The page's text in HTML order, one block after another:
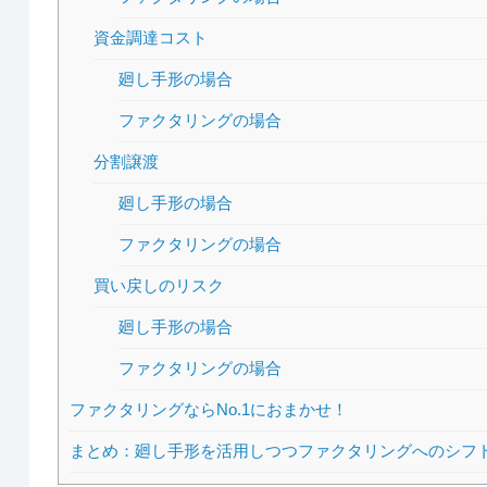
資金調達コスト
廻し手形の場合
ファクタリングの場合
分割譲渡
廻し手形の場合
ファクタリングの場合
買い戻しのリスク
廻し手形の場合
ファクタリングの場合
ファクタリングならNo.1におまかせ！
まとめ：廻し手形を活用しつつファクタリングへのシフ